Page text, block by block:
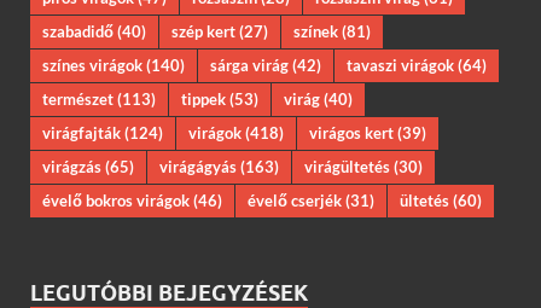
szabadidő(40) szép kert(27) színek(81)
színes virágok(140) sárga virág(42) tavaszi virágok(64)
természet(113) tippek(53) virág(40)
virágfajták(124) virágok(418) virágos kert(39)
virágzás(65) virágágyás(163) virágültetés(30)
évelő bokros virágok(46) évelő cserjék(31) ültetés(60)
LEGUTÓBBI BEJEGYZÉSEK